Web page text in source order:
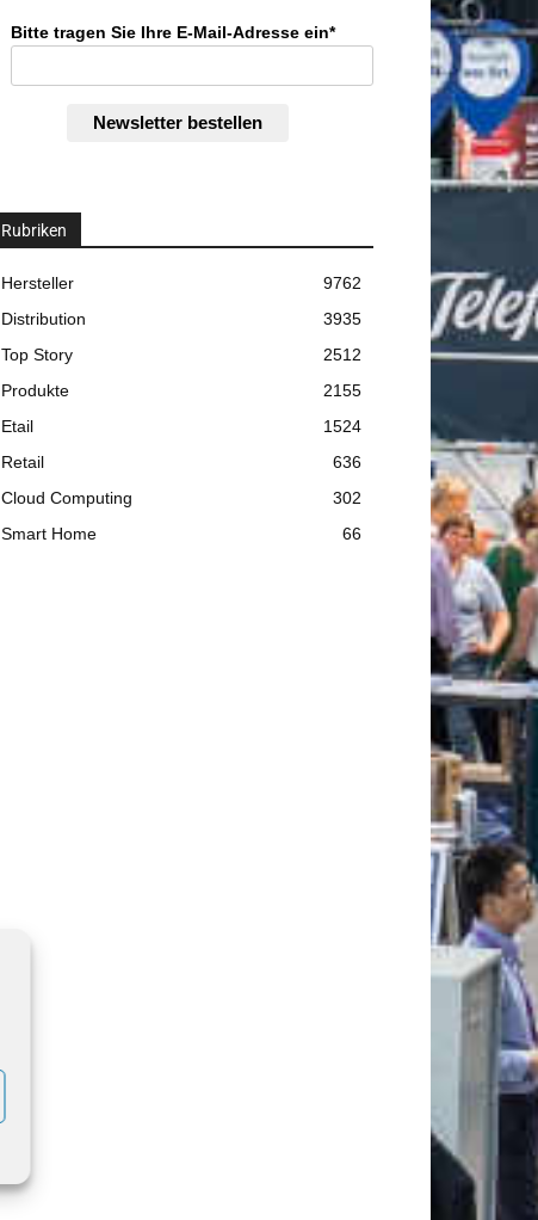
Bitte tragen Sie Ihre E-Mail-Adresse ein*
Newsletter bestellen
Rubriken
Hersteller
9762
Distribution
3935
Top Story
2512
Produkte
2155
Etail
1524
Retail
636
Cloud Computing
302
Smart Home
66